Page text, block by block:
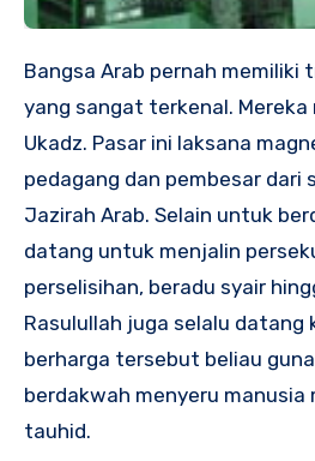
Bangsa Arab pernah memiliki tradisi hari pasar
yang sangat terkenal.
Ukadz. Pasar ini laksana
pedagang dan pembesar dari
Jazirah Arab. Selain untuk
datang untuk menjalin
perselisihan, beradu syair
Rasulullah juga selalu datang
berharga tersebut beliau
berdakwah menyeru manusia
tauhid.